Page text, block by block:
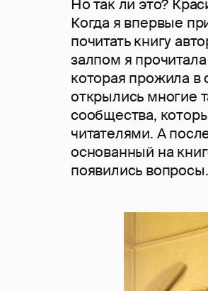
Но так ли это?
Когда я впервые
почитать книгу
залпом я
которая прожила в
открылись многие
сообщества,
читателями. А
основанный на
появились вопросы.